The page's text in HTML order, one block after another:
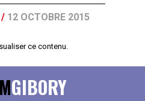
/ 12 OCTOBRE 2015
ce contenu.
GIBORY